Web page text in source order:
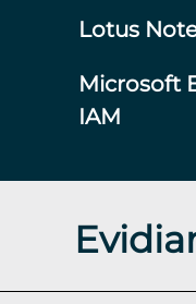
Lotus
Microsoft
IAM